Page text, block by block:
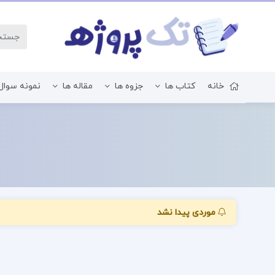
خانه کتاب ها جزوه ها مقاله ها نمونه
موردی پیدا نشد